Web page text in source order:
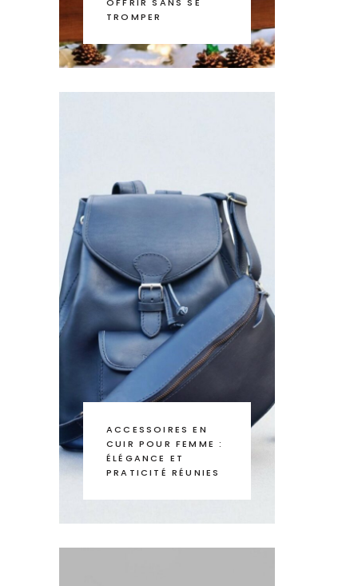
TROMPER
ACCESSOIRES EN
CUIR POUR FEMME :
ÉLÉGANCE ET
PRATICITÉ RÉUNIES